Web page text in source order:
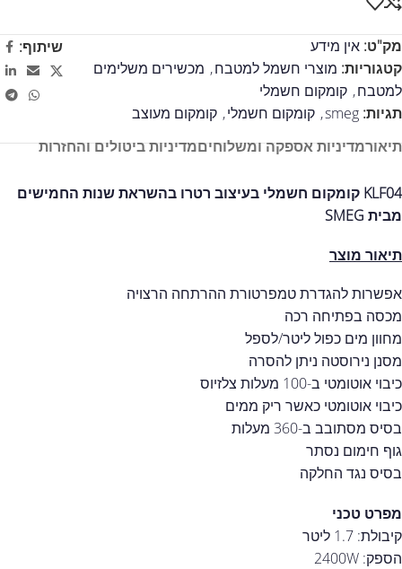
מק"ט: אין מידע
קטגוריות: מוצרי חשמל למטבח, מכשירים משלימים
למטבח, קומקום חשמלי
תגיות: smeg
, קומקום חשמלי, קומקום מעוצב
שיתוף:
תיאורמדיניות אספקה ומשלוחיםמדיניות ביטולים והחזרות
KLF04 קומקום חשמלי בעיצוב רטרו בהשראת שנות החמישים
מבית SMEG
תיאור מוצר
אפשרות להגדרת טמפרטורת ההרתחה הרצויה
מכסה בפתיחה רכה
מחוון מים כפול ליטר/לספל
מסנן נירוסטה ניתן להסרה
כיבוי אוטומטי ב-100 מעלות צלזיוס
כיבוי אוטומטי כאשר ריק ממים
בסיס מסתובב ב-360 מעלות
גוף חימום נסתר
בסיס נגד החלקה
מפרט טכני
קיבולת: 1.7 ליטר
הספק: 2400W